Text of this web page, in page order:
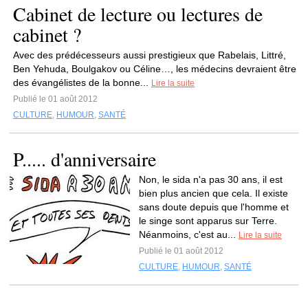
Cabinet de lecture ou lectures de
cabinet ?
Avec des prédécesseurs aussi prestigieux que Rabelais, Littré,
Ben Yehuda, Boulgakov ou Céline…, les médecins devraient être
des évangélistes de la bonne...
Lire la suite
Publié le 01 août 2012
CULTURE, HUMOUR, SANTÉ
P..... d'anniversaire
Non, le sida n'a pas 30 ans, il est
bien plus ancien que cela. Il existe
sans doute depuis que l'homme et
le singe sont apparus sur Terre.
Néanmoins, c'est au...
Lire la suite
Publié le 01 août 2012
CULTURE, HUMOUR, SANTÉ